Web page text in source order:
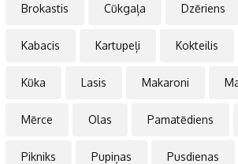
Brokastis Cūkgaļa Dzēriens
Kabacis Kartupeļi Kokteilis
Kūka Lasis Makaroni
Mērce Olas Pamatēdiens
Pikniks Pupiņas Pusdienas